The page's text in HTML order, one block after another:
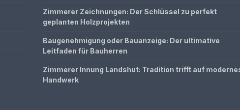
Zimmerer Zeichnungen: Der Schlüssel zu perfekt
geplanten Holzprojekten
Baugenehmigung oder Bauanzeige: Der ultimative
Leitfaden für Bauherren
Zimmerer Innung Landshut: Tradition trifft auf
Handwerk